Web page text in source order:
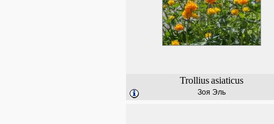
Trolliusasiaticus
Зоя Эль